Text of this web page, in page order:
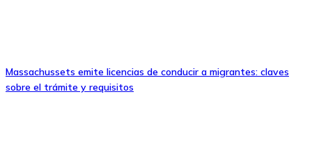
Massachussets emite licencias de conducir a migrantes: claves
sobre el trámite y requisitos